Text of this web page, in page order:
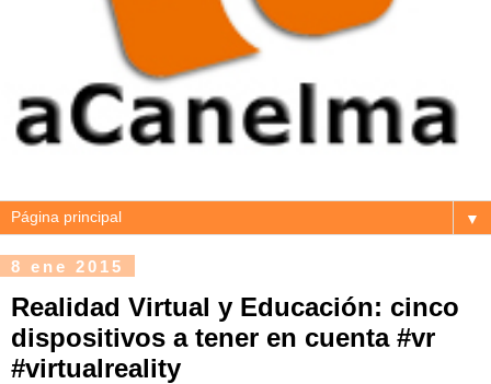
▼
8 ene 2015
Realidad Virtual y Educación: cinco
dispositivos a tener en cuenta #vr
#virtualreality